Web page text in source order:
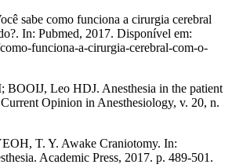
sabe como funciona a cirurgia cerebral
In: Pubmed, 2017. Disponível em:
funciona-a-cirurgia-cerebral-com-o-
BOOIJ, Leo HDJ. Anesthesia in the patient
Current Opinion in Anesthesiology, v. 20, n.
T. Y. Awake Craniotomy. In:
. Academic Press, 2017. p. 489-501.